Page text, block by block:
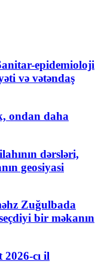
epidemioloji
və vətəndaş
ondan daha
dərsləri,
geosiyasi
Zuğulbada
bir məkanın
cı il